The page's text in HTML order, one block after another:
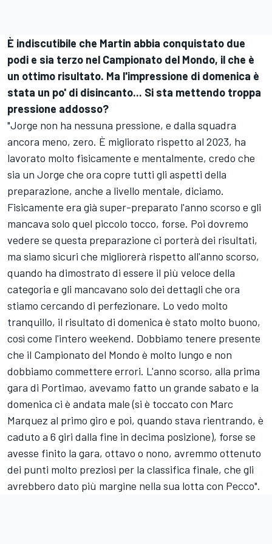
È indiscutibile che Martin abbia conquistato due
podi e sia terzo nel Campionato del Mondo, il che è
un ottimo risultato. Ma l'impressione di domenica è
stata un po' di disincanto... Si sta mettendo troppa
pressione addosso?
"Jorge non ha nessuna pressione, e dalla squadra
ancora meno, zero. È migliorato rispetto al 2023, ha
lavorato molto fisicamente e mentalmente, credo che
sia un Jorge che ora copre tutti gli aspetti della
preparazione, anche a livello mentale, diciamo.
Fisicamente era già super-preparato l'anno scorso e gli
mancava solo quel piccolo tocco, forse. Poi dovremo
vedere se questa preparazione ci porterà dei risultati,
ma siamo sicuri che migliorerà rispetto all'anno scorso,
quando ha dimostrato di essere il più veloce della
categoria e gli mancavano solo dei dettagli che ora
stiamo cercando di perfezionare. Lo vedo molto
tranquillo, il risultato di domenica è stato molto buono,
così come l'intero weekend. Dobbiamo tenere presente
che il Campionato del Mondo è molto lungo e non
dobbiamo commettere errori. L'anno scorso, alla prima
gara di Portimao, avevamo fatto un grande sabato e la
domenica ci è andata male (si è toccato con Marc
Marquez al primo giro e poi, quando stava rientrando, è
caduto a 6 giri dalla fine in decima posizione), forse se
avesse finito la gara, ottavo o nono, avremmo ottenuto
dei punti molto preziosi per la classifica finale, che gli
avrebbero dato più margine nella sua lotta con Pecco".